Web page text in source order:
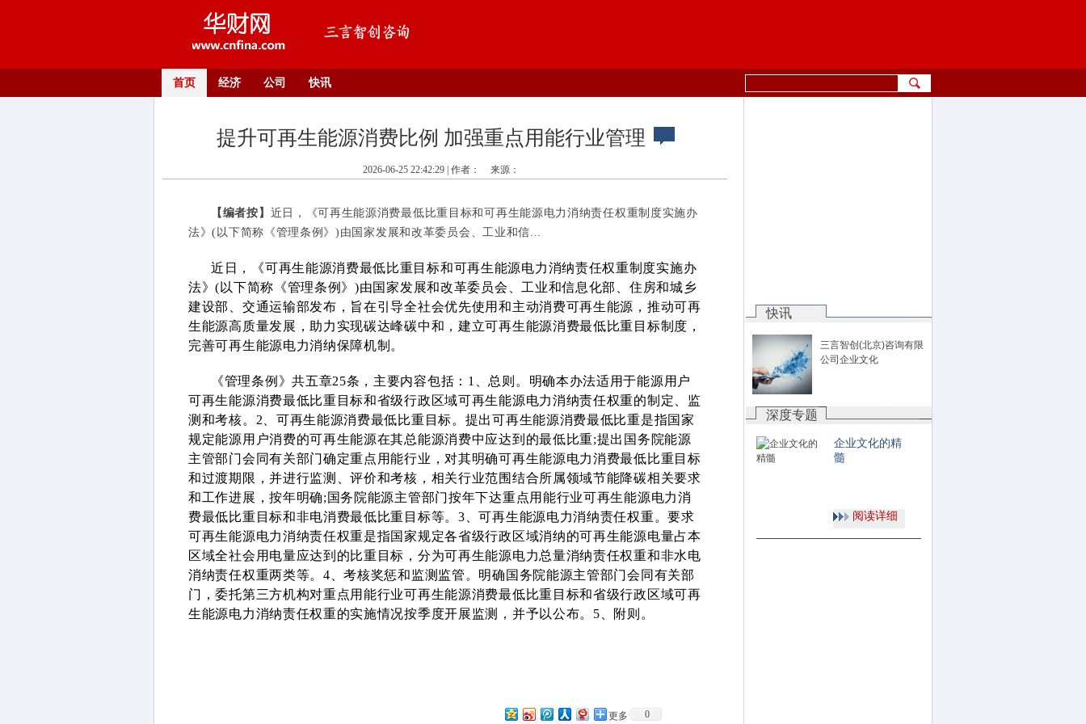
首页 经济 公司 快讯
提升可再生能源消费比例 加强重点用能行业管理
2026-06-25 22:42:29 | 作者： 来源：
【编者按】 近日，《可再生能源消费最低比重目标和可再生能源电力消纳责任权重制度实施办
法》(以下简称《管理条例》)由国家发展和改革委员会、工业和信...
近日，《可再生能源消费最低比重目标和可再生能源电力消纳责任权重制度实施办
法》(以下简称《管理条例》)由国家发展和改革委员会、工业和信息化部、住房和城乡
建设部、交通运输部发布，旨在引导全社会优先使用和主动消费可再生能源，推动可再
生能源高质量发展，助力实现碳达峰碳中和，建立可再生能源消费最低比重目标制度，
完善可再生能源电力消纳保障机制。
《管理条例》共五章25条，主要内容包括：1、总则。明确本办法适用于能源用户
可再生能源消费最低比重目标和省级行政区域可再生能源电力消纳责任权重的制定、监
测和考核。2、可再生能源消费最低比重目标。提出可再生能源消费最低比重是指国家
规定能源用户消费的可再生能源在其总能源消费中应达到的最低比重;提出国务院能源
主管部门会同有关部门确定重点用能行业，对其明确可再生能源电力消费最低比重目标
和过渡期限，并进行监测、评价和考核，相关行业范围结合所属领域节能降碳相关要求
和工作进展，按年明确;国务院能源主管部门按年下达重点用能行业可再生能源电力消
费最低比重目标和非电消费最低比重目标等。3、可再生能源电力消纳责任权重。要求
可再生能源电力消纳责任权重是指国家规定各省级行政区域消纳的可再生能源电量占本
区域全社会用电量应达到的比重目标，分为可再生能源电力总量消纳责任权重和非水电
消纳责任权重两类等。4、考核奖惩和监测监管。明确国务院能源主管部门会同有关部
门，委托第三方机构对重点用能行业可再生能源消费最低比重目标和省级行政区域可再
生能源电力消纳责任权重的实施情况按季度开展监测，并予以公布。5、附则。
更多 0
快讯
三言智创(北京)咨询有限
公司企业文化
深度专题
企业文化的精
髓
阅读详细